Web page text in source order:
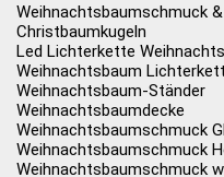
Weihnachtsbaumschmuck
Christbaumkugeln
Led Lichterkette
Weihnachtsbaum
Weihnachtsbaum-Ständer
Weihnachtsbaumdecke
Weihnachtsbaumschmuck
Weihnachtsbaumschmuck
Weihnachtsbaumschmuck